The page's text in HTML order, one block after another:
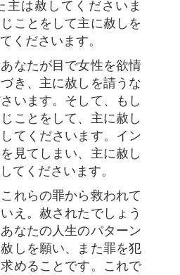
主は赦してくださいま
ことをして主に赦しを
くださいます。
なたが目で女性を欲情
き、主に赦しを請うな
います。そして、もし
ことをして、主に赦し
てくださいます。イン
見てしまい、主に赦し
てくださいます。
れらの罪から救われて
え。赦されたでしょう
なたの人生のパターン
しを願い、また罪を犯
めることです。これで